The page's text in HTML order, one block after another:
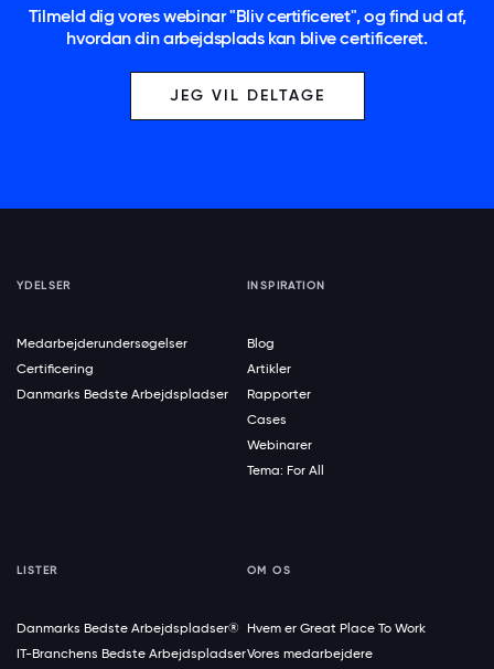
Tilmeld dig vores webinar "Bliv certificeret", og find ud af,
hvordan din arbejdsplads kan blive certificeret.
JEG VIL DELTAGE
YDELSER
Medarbejderundersøgelser
Certificering
Danmarks Bedste Arbejdspladser
INSPIRATION
Blog
Artikler
Rapporter
Cases
Webinarer
Tema: For All
LISTER
Danmarks Bedste Arbejdspladser®
IT-Branchens Bedste Arbejdspladser
OM OS
Hvem er Great Place To Work
Vores medarbejdere